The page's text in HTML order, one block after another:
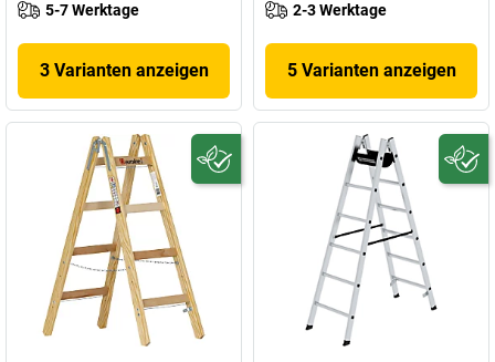
5-7 Werktage
3 Varianten anzeigen
2-3 Werktage
5 Varianten anzeigen